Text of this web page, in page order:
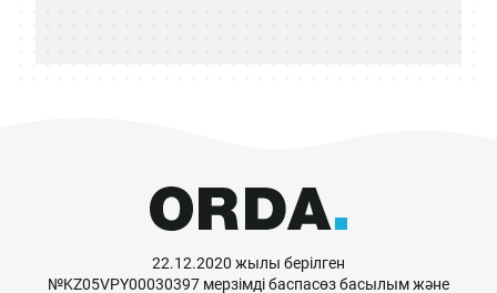
22.12.2020 жылы берілген
№KZ05VPY00030397 мерзімді баспасөз басылым және